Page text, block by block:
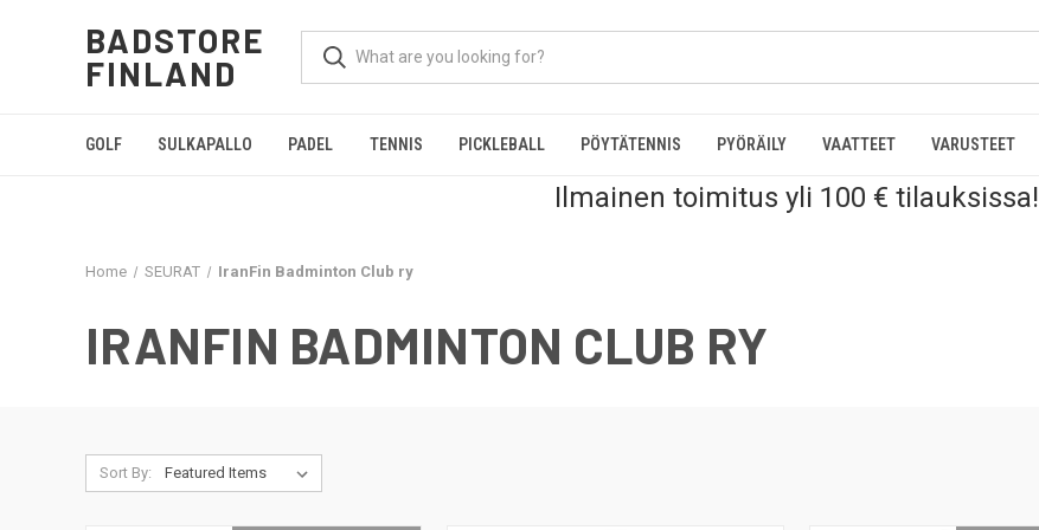
BADSTORE
FINLAND
GOLF SULKAPALLO PADEL TENNIS PICKLEBALL PÖYTÄTENNIS PYÖRÄILY VAATTEET VARUSTEET
Ilmainen toimitus yli 100 € tilauksissa!
Home SEURAT IranFin Badminton Club ry
IRANFIN BADMINTON CLUB RY
Sort By: